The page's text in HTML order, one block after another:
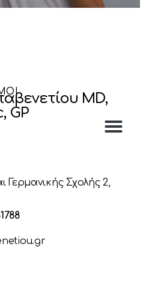
MD,
GP
Γερμανικής Σχολής 2,